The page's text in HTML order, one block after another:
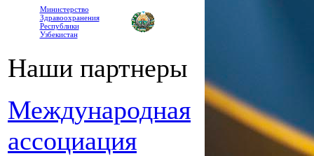
Министерство
Здравоохранения
Республики
Узбекистан
Наши партнеры
Международная
ассоциация